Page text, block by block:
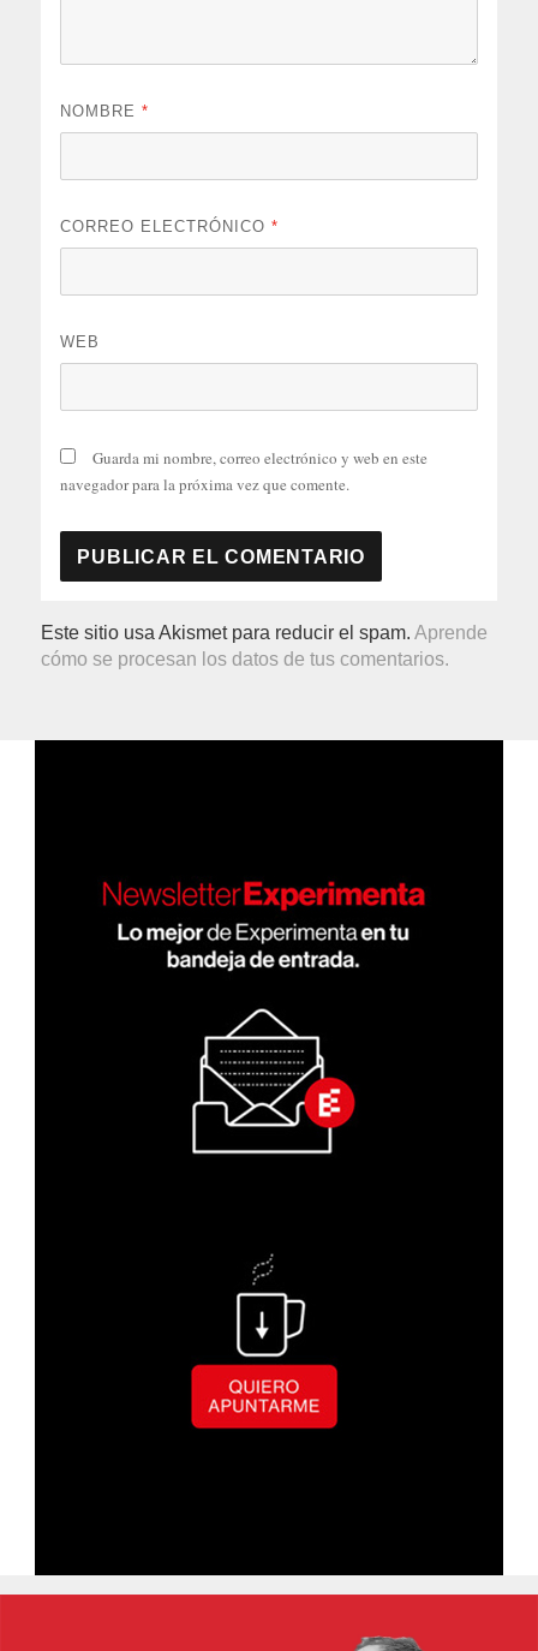
NOMBRE*
CORREO ELECTRÓNICO*
WEB
Guarda mi nombre, correo electrónico y web en este
navegador para la próxima vez que comente.
Este sitio usa Akismet para reducir el spam.Aprende
cómo se procesan los datos de tus comentarios.